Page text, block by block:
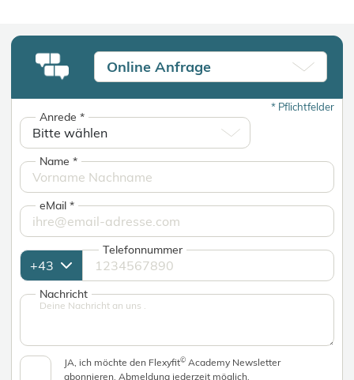
Online Anfrage
*Pflichtfelder
Anrede*
Name*
eMail*
Telefonnummer
Nachricht
JA, ich möchte den Flexyfit© Academy Newsletter
abonnieren. Abmeldung jederzeit möglich.